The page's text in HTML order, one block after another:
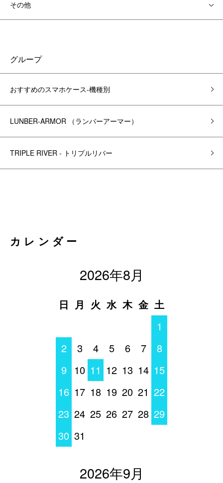
その他
グループ
おすすめのスマホケース-機種別
LUNBER-ARMOR （ランバーアーマー）
TRIPLE RIVER - トリプルリバー
カレンダー
2026年8月
日 月 火 水 木 金 土
1
2
3 4 5 6 7
8
9
10 11 12 13 14 15
16 17 18 19 20 21 22
23 24 25 26 27 28 29
30 31
2026年9月